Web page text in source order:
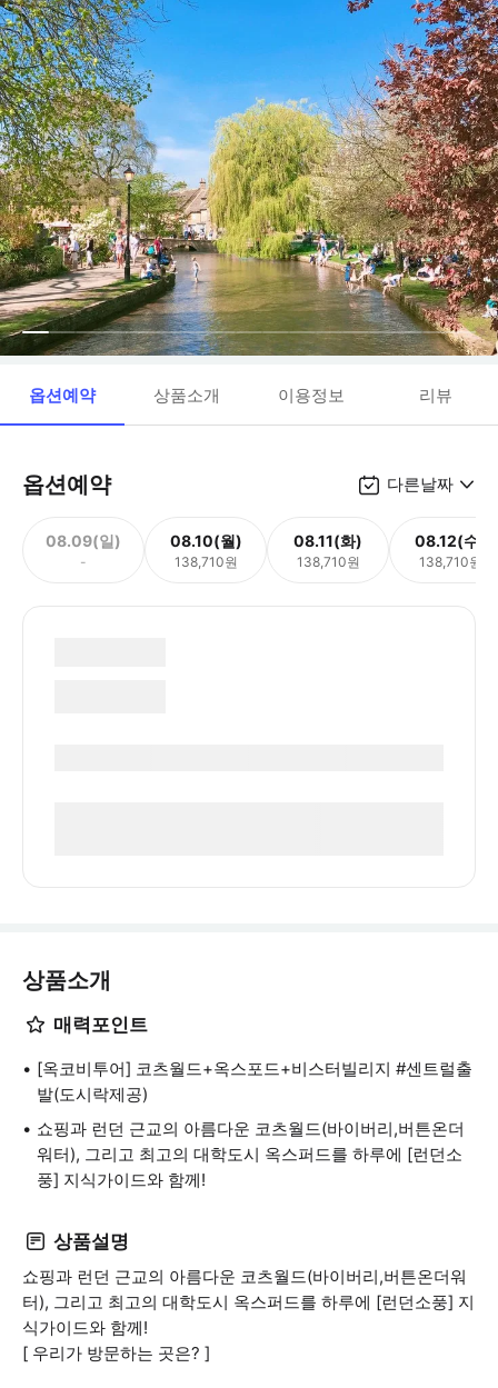
옵션예약 상품소개 이용정보 리뷰
옵션예약 다른날짜
08.09(일)
-
08.10(월)
138,710원
08.11(화)
138,710원
08.12(수)
138,710원
상품소개
매력포인트
[옥코비투어] 코츠월드+옥스포드+비스터빌리지 #센트럴출
발(도시락제공)
쇼핑과 런던 근교의 아름다운 코츠월드(바이버리,버튼온더
워터), 그리고 최고의 대학도시 옥스퍼드를 하루에 [런던소
풍] 지식가이드와 함께!
상품설명
쇼핑과 런던 근교의 아름다운 코츠월드(바이버리,버튼온더워
터), 그리고 최고의 대학도시 옥스퍼드를 하루에 [런던소풍] 지
식가이드와 함께!
[ 우리가 방문하는 곳은? ]